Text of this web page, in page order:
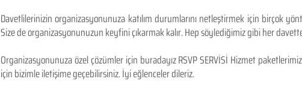
Davetlilerinizin organizasyonunuza katılım durumlarını netleştirmek için birçok
Size de organizasyonunuzun keyfini çıkarmak kalır. Hep söylediğimiz gibi her
Organizasyonunuza özel çözümler için buradayız RSVP SERVİSİ Hizmet
için bizimle iletişime geçebilirsiniz. İyi eğlenceler dileriz.